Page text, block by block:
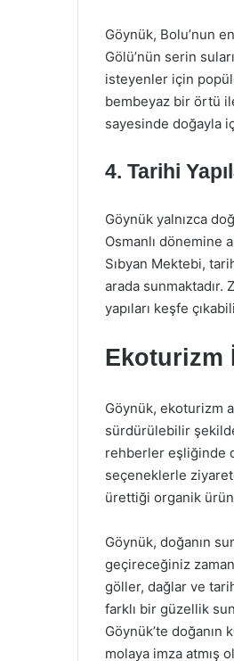
Göynük, Bolu’nun
Gölü’nün serin
isteyenler için
bembeyaz bir örtü
sayesinde doğayla
4. Tarihi
Göynük yalnızca
Osmanlı dönemine
Sıbyan Mektebi,
arada
yapıları keşfe
Ekoturizm
Göynük, ekoturizm
sürdürülebilir
rehberler eşliğinde
seçeneklerle
ürettiği organik
Göynük, doğanın
geçireceğiniz
göller, dağlar ve
farklı bir güzellik
Göynük’te doğanın
molaya imza atmış